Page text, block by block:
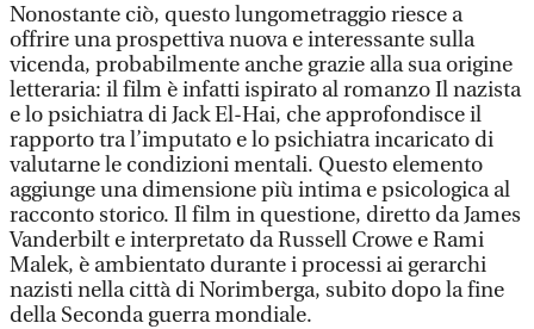
Nonostante ciò, questo lungometraggio riesce a
offrire una prospettiva nuova e interessante sulla
vicenda, probabilmente anche grazie alla sua origine
letteraria: il film è infatti ispirato al romanzo Il nazista
e lo psichiatra di Jack El-Hai, che approfondisce il
rapporto tra l’imputato e lo psichiatra incaricato di
valutarne le condizioni mentali. Questo elemento
aggiunge una dimensione più intima e psicologica al
racconto storico. Il film in questione, diretto da James
Vanderbilt e interpretato da Russell Crowe e Rami
Malek, è ambientato durante i processi ai gerarchi
nazisti nella città di Norimberga, subito dopo la fine
della Seconda guerra mondiale.